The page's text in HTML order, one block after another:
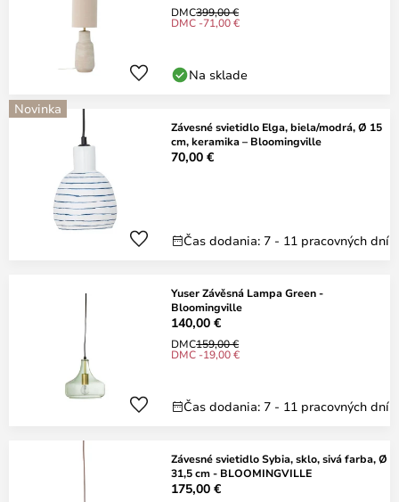
DMC399,00 €
DMC -71,00 €
Na sklade
Novinka
Závesné svietidlo Elga, biela/modrá, Ø 15
cm, keramika – Bloomingville
70,00 €
Čas dodania: 7 - 11 pracovných dní
Yuser Závěsná Lampa Green -
Bloomingville
140,00 €
DMC159,00 €
DMC -19,00 €
Čas dodania: 7 - 11 pracovných dní
Závesné svietidlo Sybia, sklo, sivá farba, Ø
31,5 cm - BLOOMINGVILLE
175,00 €